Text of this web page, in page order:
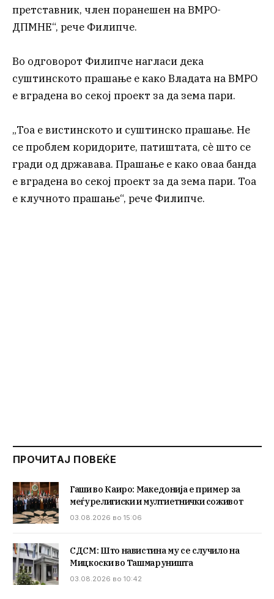
претставник, член поранешен на ВМРО-
ДПМНЕ“, рече Филипче.
Во одговорот Филипче нагласи дека
суштинското прашање е како Владата на ВМРО
е вградена во секој проект за да зема пари.
„Тоа е вистинското и суштинско прашање. Не
се проблем коридорите, патиштата, сè што се
гради од државава. Прашање е како оваа банда
е вградена во секој проект за да зема пари. Тоа
е клучното прашање“, рече Филипче.
ПРОЧИТАЈ ПОВЕЌЕ
Гаши во Каиро: Македонија е пример за
меѓурелигиски и мултиетнички соживот
03.08.2026 во 15:06
СДСМ: Што навистина му се случило на
Мицкоски во Ташмаруништа
03.08.2026 во 10:42